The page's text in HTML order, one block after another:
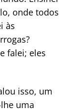
onde todos
às
falei; eles
isso, um
uma